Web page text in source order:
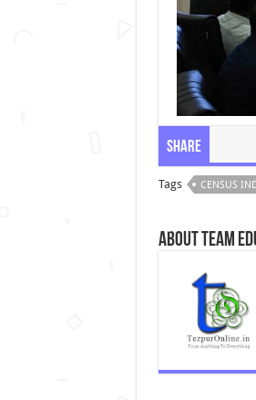
Share
Tags CENSUS
About Team